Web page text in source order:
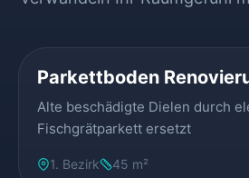
Parkettboden
Alte beschädigte Dielen durch
Fischgrätparkett ersetzt
1. Bezirk 45 m²